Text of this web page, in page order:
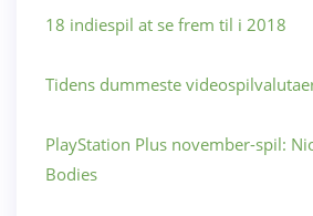
18 indiespil at se frem til i 2018
Tidens dummeste
PlayStation Plus november-spil:
Bodies